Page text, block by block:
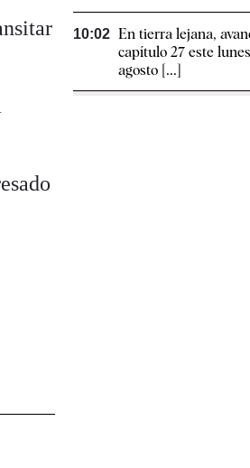
10:02 En tierra lejana,
capítulo 27 este
agosto [...]